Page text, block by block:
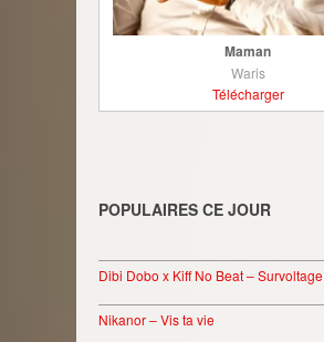
Maman
Waris
Télécharger
POPULAIRES CE JOUR
Dibi Dobo x Kiff No Beat – Survoltage
Nikanor – Vis ta vie